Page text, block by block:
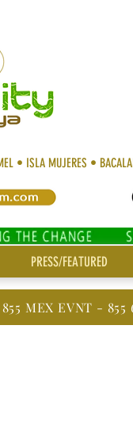
• ISLA MUJERES •
PRESS/FEATURED
855 MEX EVNT - 855